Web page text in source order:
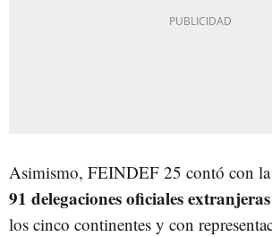
Asimismo, FEINDEF 25 contó con
91 delegaciones oficiales extranjeras
los cinco continentes y con